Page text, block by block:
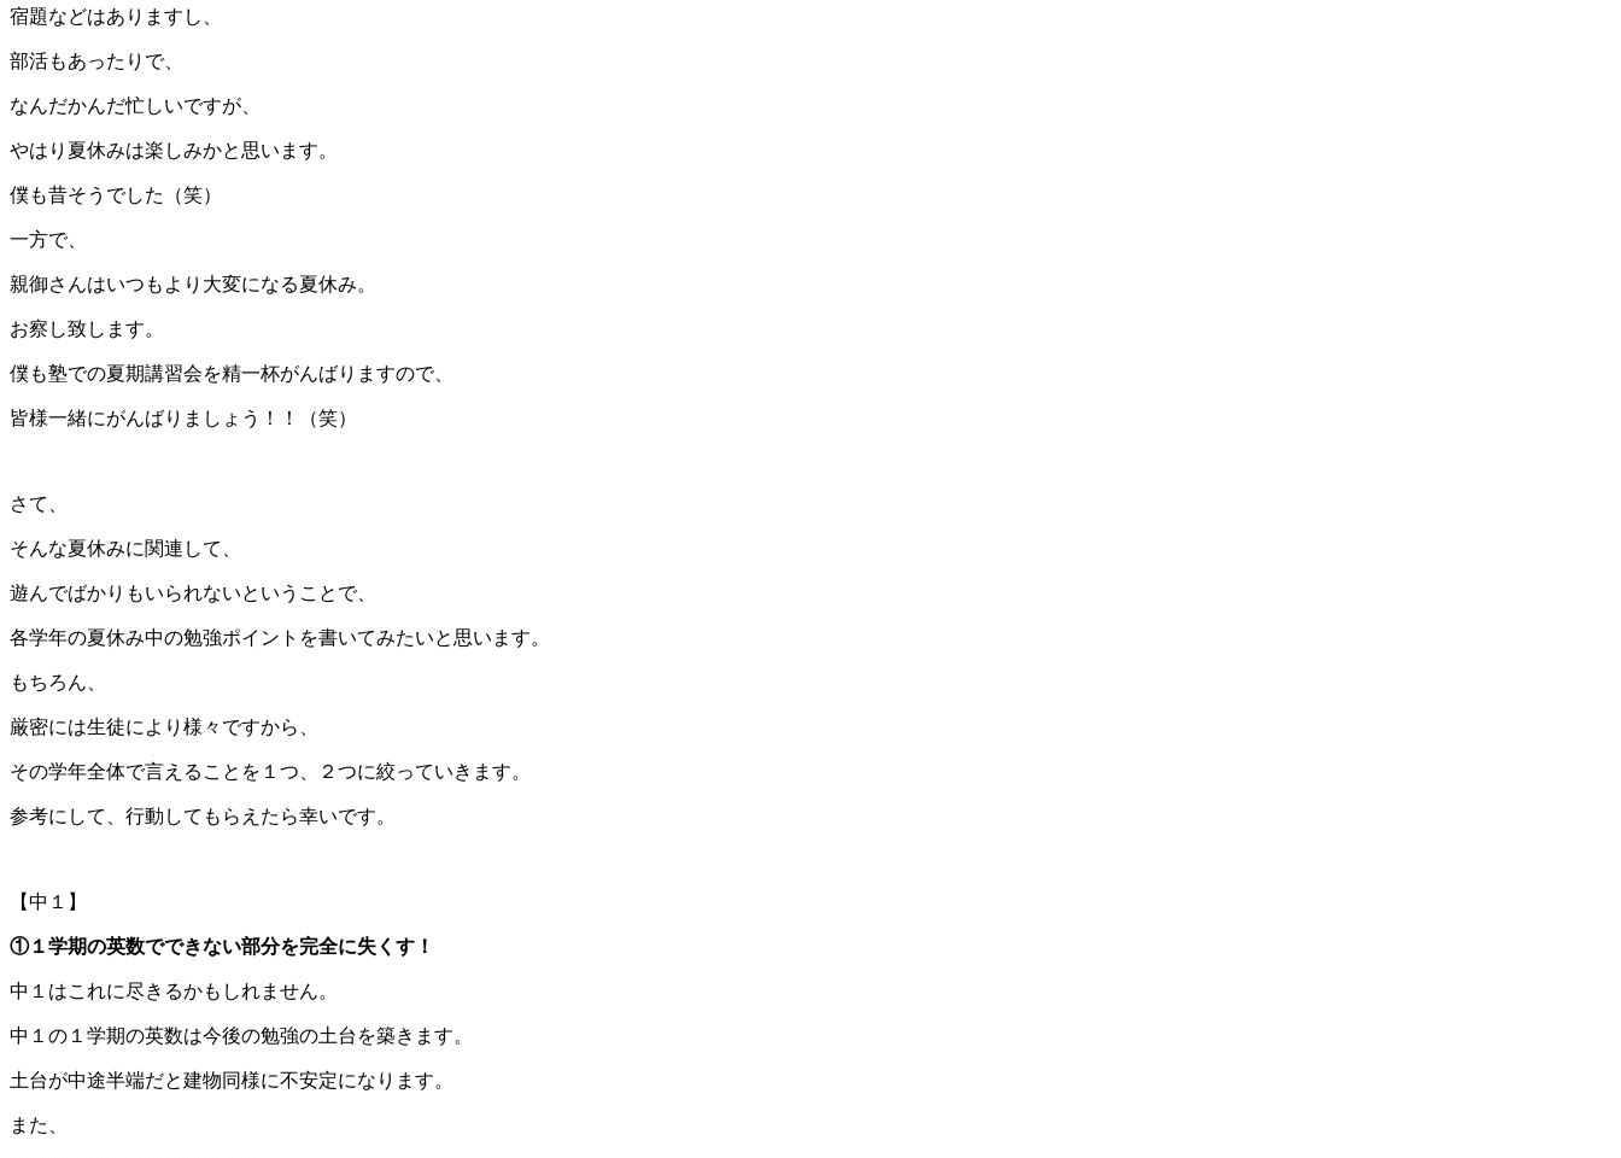
宿題などはありますし、
部活もあったりで、
なんだかんだ忙しいですが、
やはり夏休みは楽しみかと思います。
僕も昔そうでした（笑）
一方で、
親御さんはいつもより大変になる夏休み。
お察し致します。
僕も塾での夏期講習会を精一杯がんばりますので、
皆様一緒にがんばりましょう！！（笑）
さて、
そんな夏休みに関連して、
遊んでばかりもいられないということで、
各学年の夏休み中の勉強ポイントを書いてみたいと思います。
もちろん、
厳密には生徒により様々ですから、
その学年全体で言えることを１つ、２つに絞っていきます。
参考にして、行動してもらえたら幸いです。
【中１】
①１学期の英数でできない部分を完全に失くす！
中１はこれに尽きるかもしれません。
中１の１学期の英数は今後の勉強の土台を築きます。
土台が中途半端だと建物同様に不安定になります。
また、